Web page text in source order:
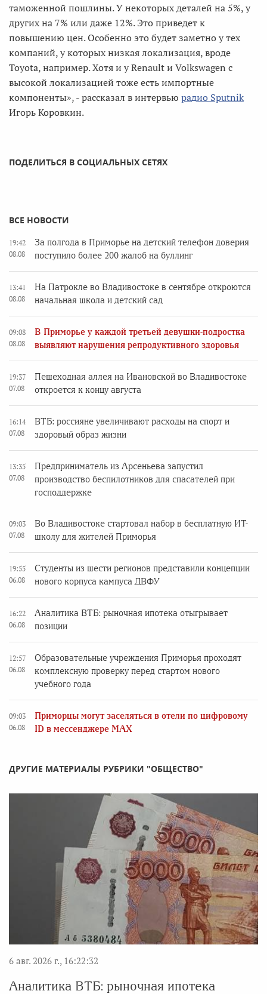
таможенной пошлины. У некоторых деталей на 5%, у
других на 7% или даже 12%. Это приведет к
повышению цен. Особенно это будет заметно у тех
компаний, у которых низкая локализация, вроде
Toyota, например. Хотя и у Renault и Volkswagen с
высокой локализацией тоже есть импортные
компоненты», - рассказал в интервью радио Sputnik
Игорь Коровкин.
ПОДЕЛИТЬСЯ В СОЦИАЛЬНЫХ СЕТЯХ
ВСЕ НОВОСТИ
19:42
08.08
За полгода в Приморье на детский телефон доверия
поступило более 200 жалоб на буллинг
13:41
08.08
На Патрокле во Владивостоке в сентябре откроются
начальная школа и детский сад
09:08
08.08
В Приморье у каждой третьей девушки-подростка
выявляют нарушения репродуктивного здоровья
19:37
07.08
Пешеходная аллея на Ивановской во Владивостоке
откроется к концу августа
16:14
07.08
ВТБ: россияне увеличивают расходы на спорт и
здоровый образ жизни
13:35
07.08
Предприниматель из Арсеньева запустил
производство беспилотников для спасателей при
господдержке
09:03
07.08
Во Владивостоке стартовал набор в бесплатную ИТ-
школу для жителей Приморья
19:55
06.08
Студенты из шести регионов представили концепции
нового корпуса кампуса ДВФУ
16:22
06.08
Аналитика ВТБ: рыночная ипотека отыгрывает
позиции
12:57
06.08
Образовательные учреждения Приморья проходят
комплексную проверку перед стартом нового
учебного года
09:03
06.08
Приморцы могут заселяться в отели по цифровому
ID в мессенджере MAX
ДРУГИЕ МАТЕРИАЛЫ РУБРИКИ "ОБЩЕСТВО"
6 авг. 2026 г., 16:22:32
Аналитика ВТБ: рыночная ипотека